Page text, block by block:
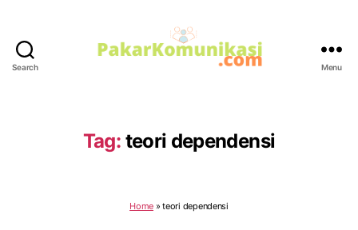
Search Menu
Tag: teori dependensi
Home »teori dependensi